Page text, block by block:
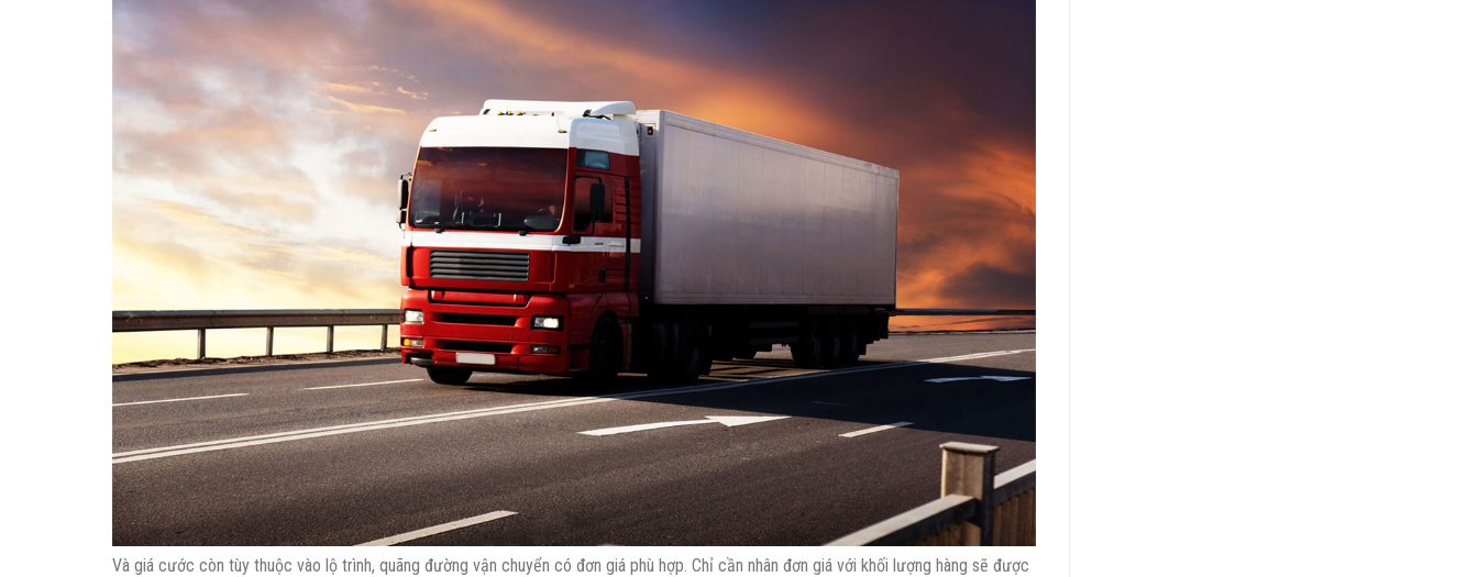
Và giá cước còn tùy thuộc vào lộ trình, quãng đường vận chuyển có đơn giá phù hợp. Chỉ cần nhân đơn giá với khối lượng hàng sẽ được